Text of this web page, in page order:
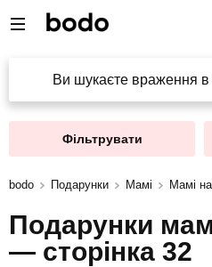
Ви шукаєте враження в
Фільтрувати
bodo Подарунки Мамі Мамі
Подарунки
— сторінка 32